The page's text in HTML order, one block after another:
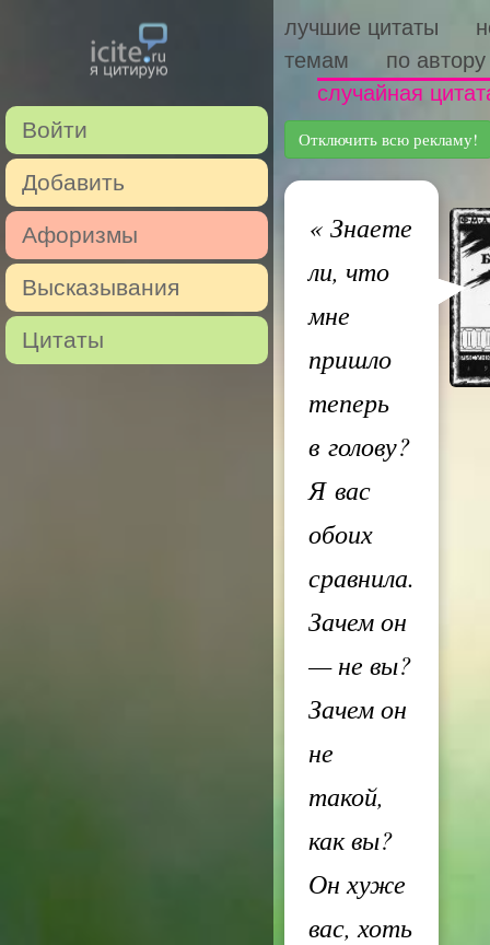
Войти
Добавить
Афоризмы
Высказывания
Цитаты
лучшие цитаты
темам
по автору
случайная
Отключить всю рекламу!
«Знаете
ли, что
мне
пришло
теперь
в голову?
Я вас
обоих
сравнила.
Зачем он
— не вы?
Зачем он
не
такой,
как вы?
Он хуже
вас, хоть